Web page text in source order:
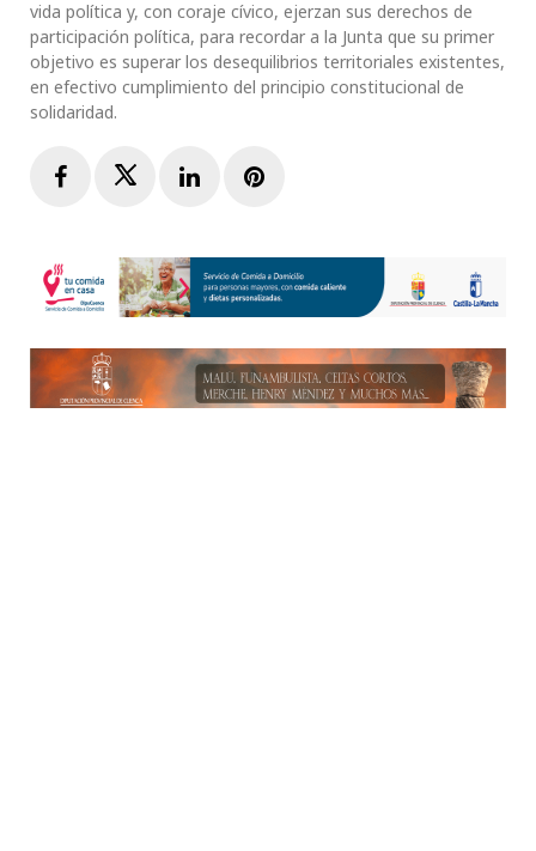
vida política y, con coraje cívico, ejerzan sus derechos de
participación política, para recordar a la Junta que su primer
objetivo es superar los desequilibrios territoriales existentes,
en efectivo cumplimiento del principio constitucional de
solidaridad.
FacebookTwitterLinkedInPinterest